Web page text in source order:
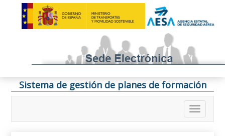
Sistema de gestión de planes de formación